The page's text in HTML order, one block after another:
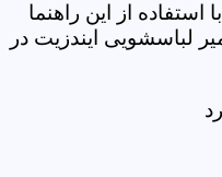
از این راهنما
لباسشویی ایندزیت در